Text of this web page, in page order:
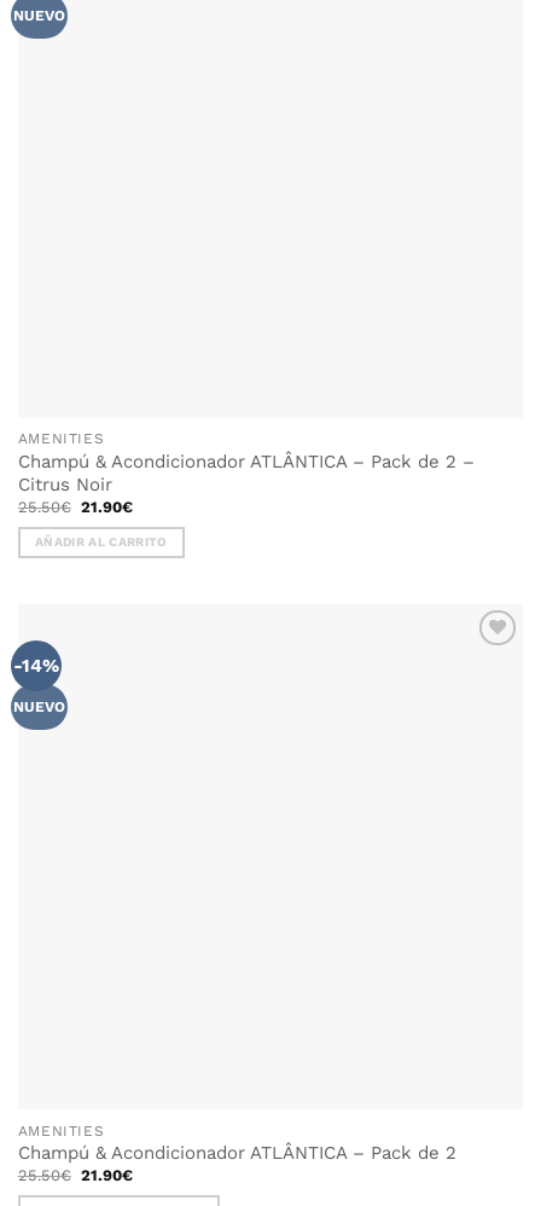
NUEVO
AMENITIES
Champú & Acondicionador ATLÂNTICA – Pack de 2 –
Citrus Noir
25.50€ El
original
era:
25.50€.
21.90€El
actual
es:
21.90€.
AÑADIR AL CARRITO
-14%
NUEVO
AMENITIES
Champú & Acondicionador ATLÂNTICA – Pack de 2
25.50€ El
21.90€El